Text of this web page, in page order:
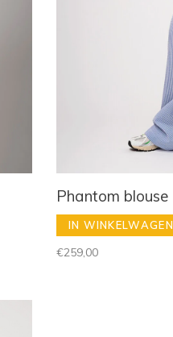
Phantom blouse
IN WINKELWAGEN
€259,00